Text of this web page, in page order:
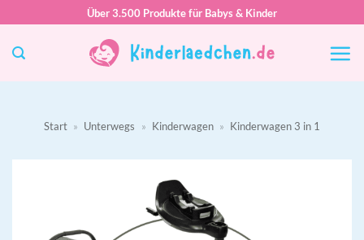
springen
Über 3.500 Produkte für Babys & Kinder
Start » Unterwegs » Kinderwagen » Kinderwagen 3 in 1